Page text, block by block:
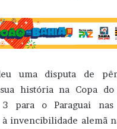
uma disputa de
história na Copa do
para o Paraguai nas
invencibilidade alemã